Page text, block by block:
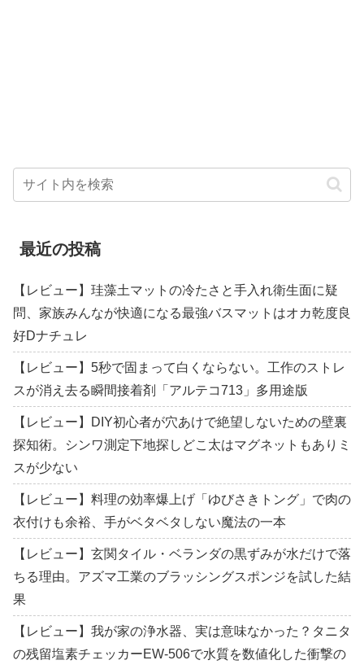
最近の投稿
【レビュー】珪藻土マットの冷たさと手入れ衛生面に疑
問、家族みんなが快適になる最強バスマットはオカ乾度良
好Dナチュレ
【レビュー】5秒で固まって白くならない。工作のストレ
スが消え去る瞬間接着剤「アルテコ713」多用途版
【レビュー】DIY初心者が穴あけで絶望しないための壁裏
探知術。シンワ測定下地探しどこ太はマグネットもありミ
スが少ない
【レビュー】料理の効率爆上げ「ゆびさきトング」で肉の
衣付けも余裕、手がベタベタしない魔法の一本
【レビュー】玄関タイル・ベランダの黒ずみが水だけで落
ちる理由。アズマ工業のブラッシングスポンジを試した結
果
【レビュー】我が家の浄水器、実は意味なかった？タニタ
の残留塩素チェッカーEW-506で水質を数値化した衝撃の